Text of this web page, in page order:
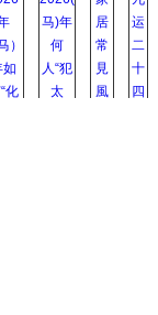
家禁忌要注